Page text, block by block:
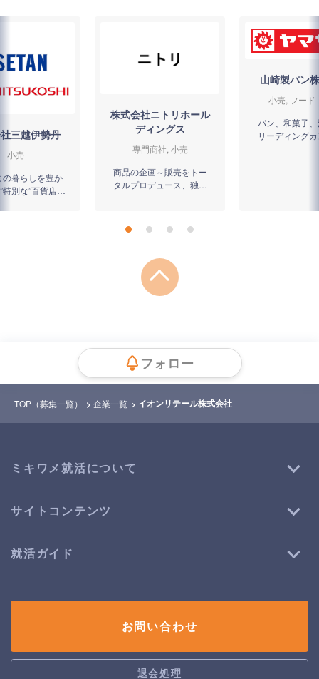
三越伊勢丹
小売
暮らしを豊か
特別な”百貨店を
株式会社ニトリホール
ディングス
専門商社, 小売
商品の企画～販売をトー
タルプロデュース、独自
山崎製パン
小売, フード
パン、和菓子
リーディング
フォロー
TOP（募集一覧） 企業一覧 イオンリテール株式会社
ミキワメ就活について
サイトコンテンツ
就活ガイド
お問い合わせ
退会処理